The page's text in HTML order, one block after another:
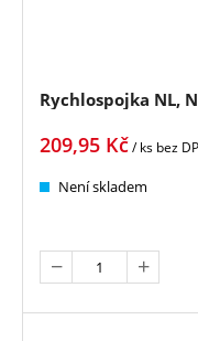
Rychlospojka NL,
209,95 Kč/ ks bez
Není skladem